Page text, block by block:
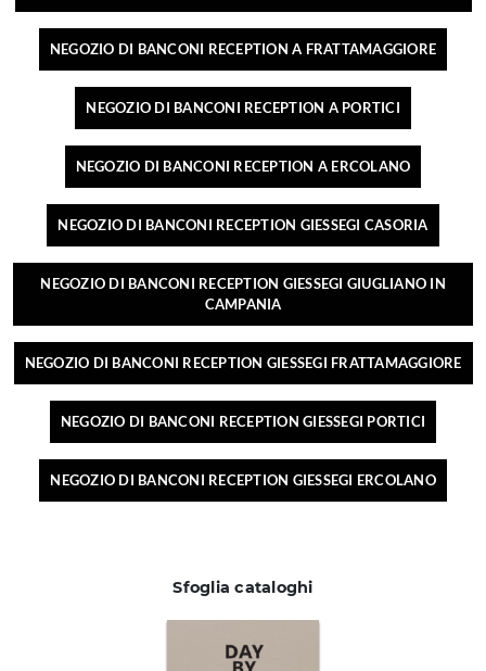
NEGOZIO DI BANCONI RECEPTION A FRATTAMAGGIORE
NEGOZIO DI BANCONI RECEPTION A PORTICI
NEGOZIO DI BANCONI RECEPTION A ERCOLANO
NEGOZIO DI BANCONI RECEPTION GIESSEGI CASORIA
NEGOZIO DI BANCONI RECEPTION GIESSEGI GIUGLIANO IN
CAMPANIA
NEGOZIO DI BANCONI RECEPTION GIESSEGI FRATTAMAGGIORE
NEGOZIO DI BANCONI RECEPTION GIESSEGI PORTICI
NEGOZIO DI BANCONI RECEPTION GIESSEGI ERCOLANO
Sfoglia cataloghi